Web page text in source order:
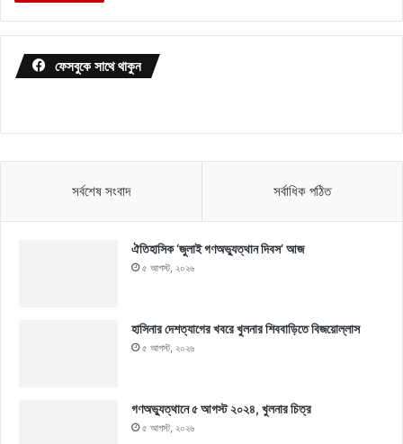
ফেসবুকে সাথে থাকুন
সর্বশেষ সংবাদ সর্বাধিক পঠিত
ঐতিহাসিক ‘জুলাই গণঅভ্যুত্থান দিবস’ আজ
৫ আগস্ট, ২০২৬
হাসিনার দেশত্যাগের খবরে খুলনার শিববাড়িতে বিজয়োল্লাস
৫ আগস্ট, ২০২৬
গণঅভ্যুত্থানে ৫ আগস্ট ২০২৪, খুলনার চিত্র
৫ আগস্ট, ২০২৬